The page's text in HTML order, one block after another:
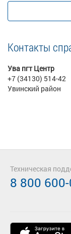
Контакты
Ува пгт Центр
+7 (34130) 514-42
Увинский район
Техническая
8 800